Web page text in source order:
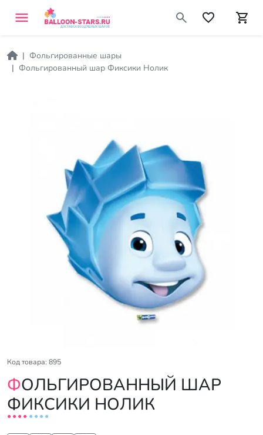
Фольгированные шары
Фольгированный шар Фиксики Нолик
Код товара: 895
ФОЛЬГИРОВАННЫЙ ШАР
ФИКСИКИ НОЛИК